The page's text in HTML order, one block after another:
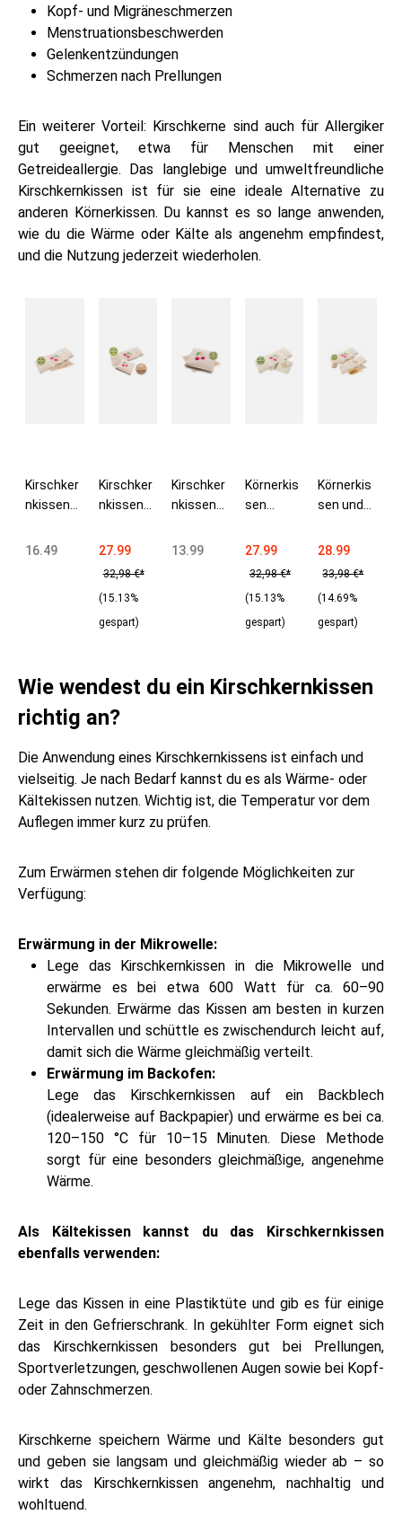
Kopf- und Migräneschmerzen
Menstruationsbeschwerden
Gelenkentzündungen
Schmerzen nach Prellungen
Ein weiterer Vorteil: Kirschkerne sind auch für Allergiker
gut geeignet, etwa für Menschen mit einer
Getreideallergie. Das langlebige und umweltfreundliche
Kirschkernkissen ist für sie eine ideale Alternative zu
anderen Körnerkissen. Du kannst es so lange anwenden,
wie du die Wärme oder Kälte als angenehm empfindest,
und die Nutzung jederzeit wiederholen.
Kirschker
nkissen
100%
16.49
Kirschker
nkissen
und
100%
Baumwoll
e
27.99
32,98 €*
(15.13%
gespart)
Kirschker
nkissen
100%
13.99
Körnerkis
sen
Kirschker
20x53 cm
27.99
32,98 €*
(15.13%
gespart)
Körnerkis
sen und
nkissen
100%
Baumwoll
e
28.99
33,98 €*
(14.69%
gespart)
Wie wendest du ein Kirschkernkissen
richtig an?
Die Anwendung eines Kirschkernkissens ist einfach und
vielseitig. Je nach Bedarf kannst du es als Wärme- oder
Kältekissen nutzen. Wichtig ist, die Temperatur vor dem
Auflegen immer kurz zu prüfen.
Zum Erwärmen stehen dir folgende Möglichkeiten zur
Verfügung:
Erwärmung in der Mikrowelle:
Lege das Kirschkernkissen in die Mikrowelle und
erwärme es bei etwa 600 Watt für ca. 60–90
Sekunden. Erwärme das Kissen am besten in kurzen
Intervallen und schüttle es zwischendurch leicht auf,
damit sich die Wärme gleichmäßig verteilt.
Erwärmung im Backofen:
Lege das Kirschkernkissen auf ein Backblech
(idealerweise auf Backpapier) und erwärme es bei ca.
120–150 °C für 10–15 Minuten. Diese Methode
sorgt für eine besonders gleichmäßige, angenehme
Wärme.
Als Kältekissen kannst du das Kirschkernkissen
ebenfalls verwenden:
Lege das Kissen in eine Plastiktüte und gib es für einige
Zeit in den Gefrierschrank. In gekühlter Form eignet sich
das Kirschkernkissen besonders gut bei Prellungen,
Sportverletzungen, geschwollenen Augen sowie bei Kopf-
oder Zahnschmerzen.
Kirschkerne speichern Wärme und Kälte besonders gut
und geben sie langsam und gleichmäßig wieder ab – so
wirkt das Kirschkernkissen angenehm, nachhaltig und
wohltuend.